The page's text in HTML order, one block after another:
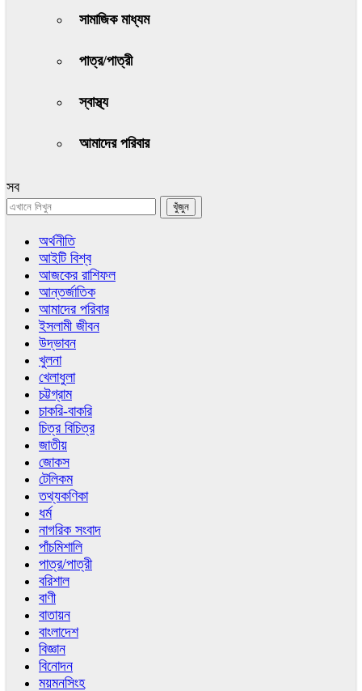
সামাজিক মাধ্যম
পাত্র/পাত্রী
স্বাস্থ্য
আমাদের পরিবার
সব
অর্থনীতি
আইটি বিশ্ব
আজকের রাশিফল
আন্তর্জাতিক
আমাদের পরিবার
ইসলামী জীবন
উদ্ভাবন
খুলনা
খেলাধুলা
চট্টগ্রাম
চাকরি-বাকরি
চিত্র বিচিত্র
জাতীয়
জোকস
টেলিকম
তথ্যকণিকা
ধর্ম
নাগরিক সংবাদ
পাঁচমিশালি
পাত্র/পাত্রী
বরিশাল
বাণী
বাতায়ন
বাংলাদেশ
বিজ্ঞান
বিনোদন
ময়মনসিংহ